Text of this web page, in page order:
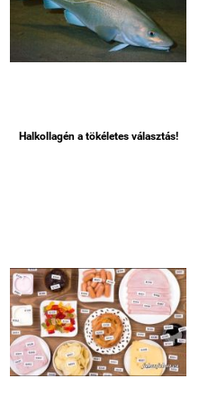
Halkollagén a tökéletes választás!